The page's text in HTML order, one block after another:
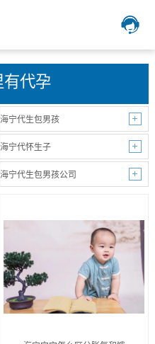
有代孕
海宁代生包男孩
海宁代怀生子
海宁代生包男孩公司